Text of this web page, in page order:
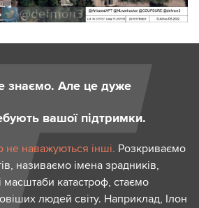
знаємо. Але це дуже
вашої підтримки.
наважуються інші. Розкриваємо
називаємо імена зрадників,
катастроф, стаємо
людей світу. Наприклад, Ілон